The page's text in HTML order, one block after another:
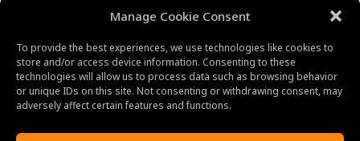
Manage Cookie Consent
To provide the best experiences, we use technologies like cookies to
store and/or access device information. Consenting to these
technologies will allow us to process data such as browsing behavior
or unique IDs on this site. Not consenting or withdrawing consent, may
adversely affect certain features and functions.
Author